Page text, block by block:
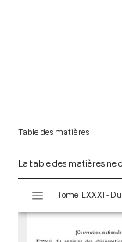
Table des matières
La table des matières ne
s